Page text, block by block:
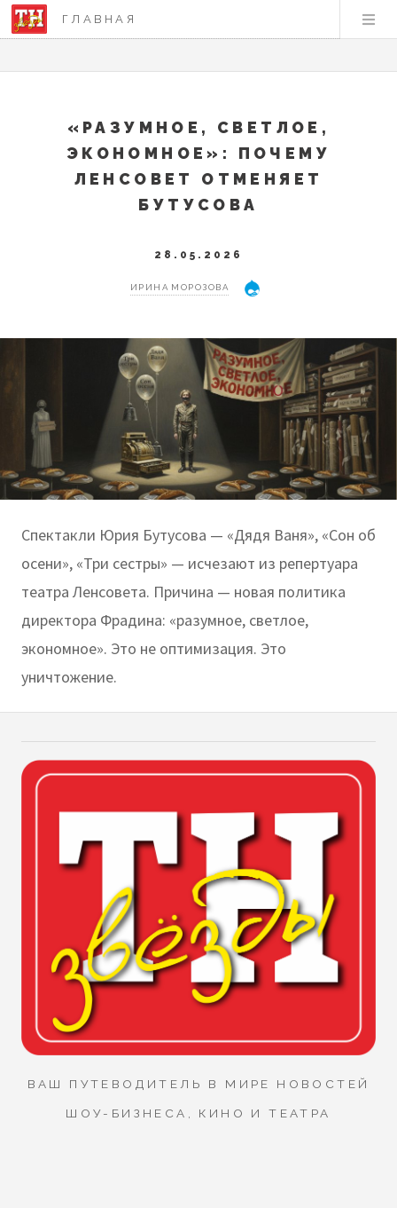
ГЛАВНАЯ
«РАЗУМНОЕ, СВЕТЛОЕ,
ЭКОНОМНОЕ»: ПОЧЕМУ
ЛЕНСОВЕТ ОТМЕНЯЕТ
БУТУСОВА
28.05.2026
ИРИНА МОРОЗОВА
Спектакли Юрия Бутусова — «Дядя Ваня», «Сон об
осени», «Три сестры» — исчезают из репертуара
театра Ленсовета. Причина — новая политика
директора Фрадина: «разумное, светлое,
экономное». Это не оптимизация. Это
уничтожение.
ВАШ ПУТЕВОДИТЕЛЬ В МИРЕ НОВОСТЕЙ
ШОУ-БИЗНЕСА, КИНО И ТЕАТРА